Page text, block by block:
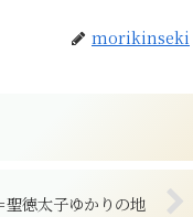
morikinseki
徳太子ゆかりの地